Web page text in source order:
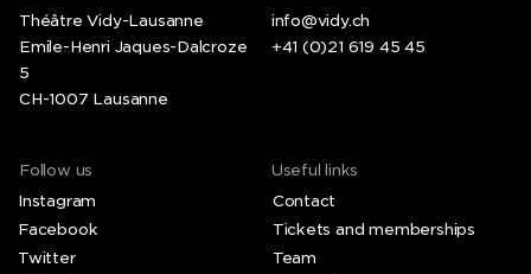
Théâtre Vidy-Lausanne
Emile-Henri Jaques-Dalcroze
5
CH-1007 Lausanne
info@vidy.ch
+41 (0)21 619 45 45
Useful links
Contact
Tickets and memberships
Team
Follow us
Instagram
Facebook
Twitter